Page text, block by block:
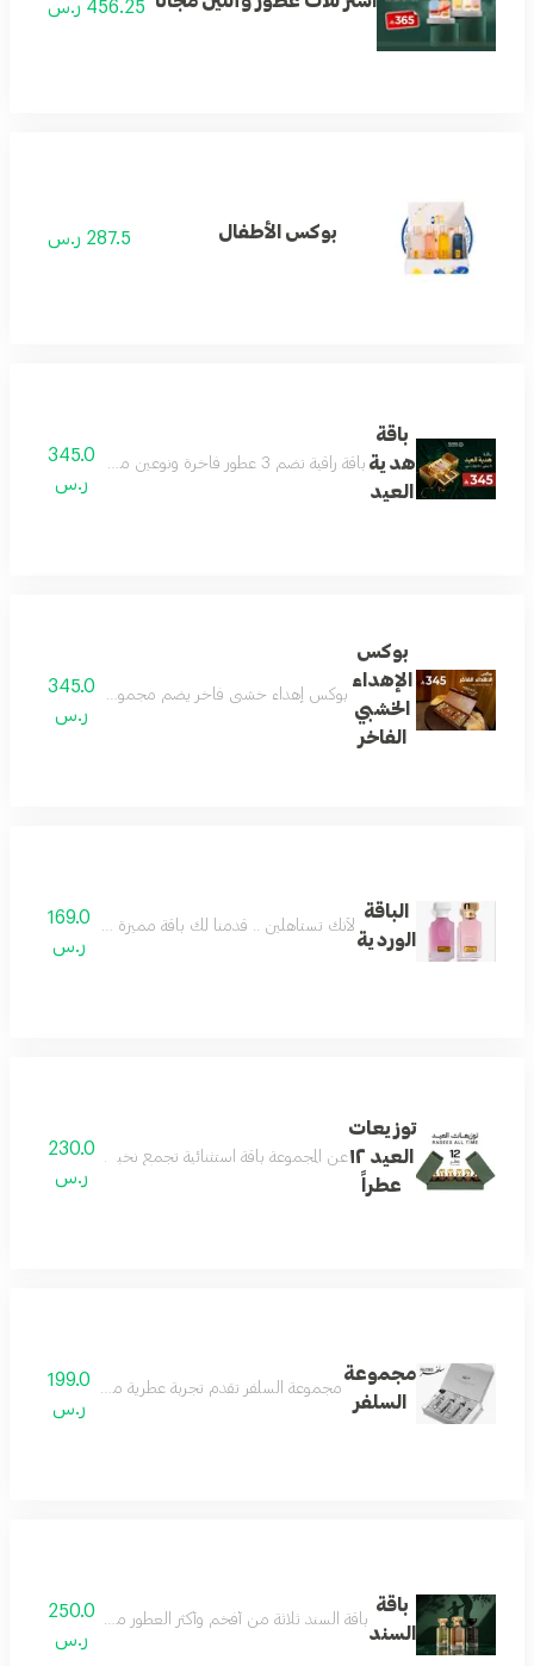
456.25 ر.س
بوكس الأطفال 287.5 ر.س
باقة
هدية
العيد
باقة راقية تضم 3 عطور فاخرة ونوعين من العود بروائح جذابة ومتنوعة تناسب الجنسين وجميع المناسبات داخل بوكس فاخر وأنيق للإهداء تعكس الذوق الرفيع والفخامة يتم اختيار العطور والعود من الأنواع المتوفرة في المتجر وقد تختلف حسب المخزون
345.0
ر.س
بوكس
الإهداء
الخشبي
الفاخر
بوكس إهداء خشبي فاخر يضم مجموعة عطور جميلة
345.0
ر.س
الباقة
الوردية
لأنك تستاهلين .. قدمنا لك باقة مميزة وفريدة
169.0
ر.س
توزيعات
العيد ١٢
عطراً
عن المجموعة باقة استثنائية تجمع نخبة العطر والأكثر تميزًا في تاريخ رسيس، 12
230.0
ر.س
مجموعة
السلفر
مجموعة السلفر تقدم تجربة عطرية متكاملة تجمع بين
199.0
ر.س
باقة
السند
باقة السند ثلاثة من أفخم وأكثر العطور مبيعاً، جُمعت
250.0
ر.س